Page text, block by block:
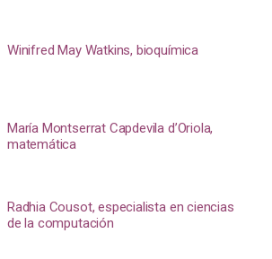
Winifred May Watkins, bioquímica
María Montserrat Capdevila d’Oriola,
matemática
Radhia Cousot, especialista en ciencias
de la computación